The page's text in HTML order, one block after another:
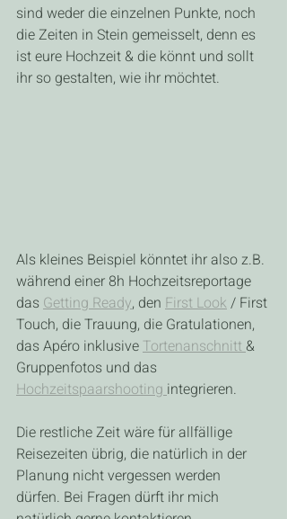
sind weder die einzelnen Punkte, noch
die Zeiten in Stein gemeisselt, denn es
ist eure Hochzeit & die könnt und sollt
ihr so gestalten, wie ihr möchtet.
Als kleines Beispiel könntet ihr also z.B.
während einer 8h Hochzeitsreportage
das Getting Ready, den First Look / First
Touch, die Trauung, die Gratulationen,
das Apéro inklusive Tortenanschnitt &
Gruppenfotos und das
Hochzeitspaarshooting integrieren.
Die restliche Zeit wäre für allfällige
Reisezeiten übrig, die natürlich in der
Planung nicht vergessen werden
dürfen. Bei Fragen dürft ihr mich